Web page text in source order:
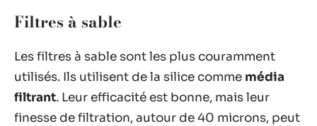
Filtres à sable
Les filtres à sable sont les plus couramment
utilisés. Ils utilisent de la silice comme média
filtrant. Leur efficacité est bonne, mais leur
finesse de filtration, autour de 40 microns, peut